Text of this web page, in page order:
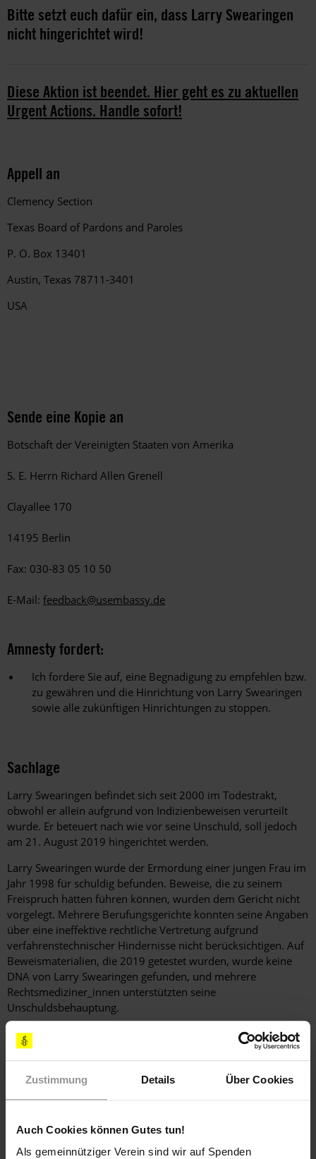
Zustimmung Details Über Cookies
Auch Cookies können Gutes tun!
Als gemeinnütziger Verein sind wir auf Spenden
Bitte setzt euch dafür ein, dass Larry Swearingen
nicht hingerichtet wird!
Diese Aktion ist beendet. Hier geht es zu aktuellen
Urgent Actions. Handle sofort!
Appell an
Clemency Section
Texas Board of Pardons and Paroles
P. O. Box 13401
Austin, Texas 78711-3401
USA
Sende eine Kopie an
Botschaft der Vereinigten Staaten von Amerika
S. E. Herrn Richard Allen Grenell
Clayallee 170
14195 Berlin
Fax: 030-83 05 10 50
E-Mail: feedback@usembassy.de
Amnesty fordert:
Ich fordere Sie auf, eine Begnadigung zu empfehlen bzw.
zu gewähren und die Hinrichtung von Larry Swearingen
sowie alle zukünftigen Hinrichtungen zu stoppen.
Sachlage
Larry Swearingen befindet sich seit 2000 im Todestrakt,
obwohl er allein aufgrund von Indizienbeweisen verurteilt
wurde. Er beteuert nach wie vor seine Unschuld, soll jedoch
am 21. August 2019 hingerichtet werden.
Larry Swearingen wurde der Ermordung einer jungen Frau im
Jahr 1998 für schuldig befunden. Beweise, die zu seinem
Freispruch hätten führen können, wurden dem Gericht nicht
vorgelegt. Mehrere Berufungsgerichte konnten seine Angaben
über eine ineffektive rechtliche Vertretung aufgrund
verfahrenstechnischer Hindernisse nicht berücksichtigen. Auf
Beweismaterialien, die 2019 getestet wurden, wurde keine
DNA von Larry Swearingen gefunden, und mehrere
Rechtsmediziner_innen unterstützten seine
Unschuldsbehauptung.
Die Todesstrafe ist die ultimative Aberkennung der
Menschenrechte. Seit 1973 wurden in den USA 166
Menschen aus dem Todestrakt entlassen, weil sie sich als
unschuldig erwiesen. Der US-Bundesstaat Texas hat bis
Dezember 2019 neun Hinrichtungen anberaumt.
Hintergrundinformation